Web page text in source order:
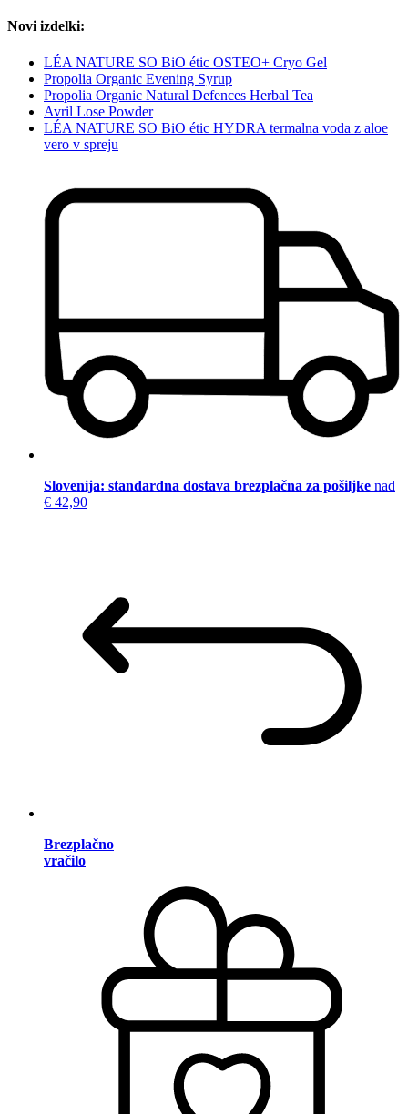
Novi izdelki:
LÉA NATURE SO BiO étic OSTEO+ Cryo Gel
Propolia Organic Evening Syrup
Propolia Organic Natural Defences Herbal Tea
Avril Lose Powder
LÉA NATURE SO BiO étic HYDRA termalna voda z aloe
vero v spreju
Slovenija: standardna dostava brezplačna za pošiljke nad
€ 42,90
Brezplačno
vračilo